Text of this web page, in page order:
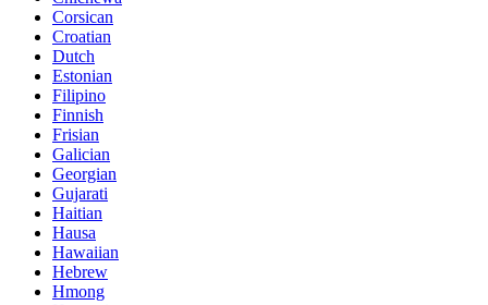
Corsican
Croatian
Dutch
Estonian
Filipino
Finnish
Frisian
Galician
Georgian
Gujarati
Haitian
Hausa
Hawaiian
Hebrew
Hmong